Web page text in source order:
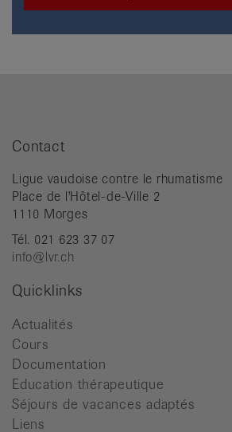
Contact
Ligue vaudoise contre le rhumatisme
Place de l'Hôtel-de-Ville 2
1110 Morges
Tél. 021 623 37 07
info@lvr.ch
Quicklinks
Actualités
Cours
Documentation
Education thérapeutique
Séjours de vacances adaptés
Liens